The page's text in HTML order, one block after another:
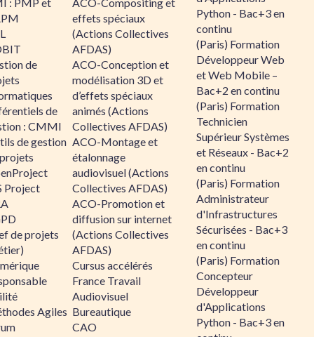
de
de
: CMMI
de gestion
Project
de projets
Agiles
effets spéciaux
(Actions Collectives
AFDAS)
ACO-Conception et
modélisation 3D et
d’effets spéciaux
animés (Actions
Collectives AFDAS)
ACO-Montage et
étalonnage
audiovisuel (Actions
Collectives AFDAS)
ACO-Promotion et
diffusion sur internet
(Actions Collectives
AFDAS)
Cursus accélérés
France Travail
Audiovisuel
Bureautique
CAO
Python - Bac+3 en
continu
(Paris) Formation
Développeur Web
et Web Mobile –
Bac+2 en continu
(Paris) Formation
Technicien
Supérieur Systèmes
et Réseaux - Bac+2
en continu
(Paris) Formation
Administrateur
d'Infrastructures
Sécurisées - Bac+3
en continu
(Paris) Formation
Concepteur
Développeur
d'Applications
Python - Bac+3 en